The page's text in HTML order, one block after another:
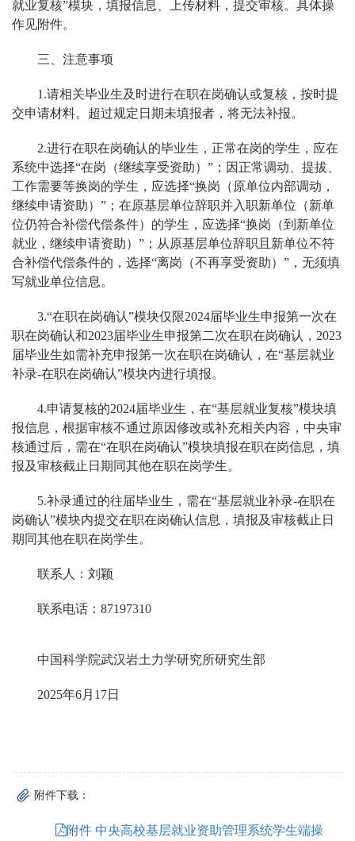
就业复核”模块，填报信息、上传材料，提交审核。具体操
作见附件。
三、注意事项
1.请相关毕业生及时进行在职在岗确认或复核，按时提
交申请材料。超过规定日期未填报者，将无法补报。
2.进行在职在岗确认的毕业生，正常在岗的学生，应在
系统中选择“在岗（继续享受资助）”；因正常调动、提拔、
工作需要等换岗的学生，应选择“换岗（原单位内部调动，
继续申请资助）”；在原基层单位辞职并入职新单位（新单
位仍符合补偿代偿条件）的学生，应选择“换岗（到新单位
就业，继续申请资助）”；从原基层单位辞职且新单位不符
合补偿代偿条件的，选择“离岗（不再享受资助）”，无须填
写就业单位信息。
3.“在职在岗确认”模块仅限2024届毕业生申报第一次在
职在岗确认和2023届毕业生申报第二次在职在岗确认，2023
届毕业生如需补充申报第一次在职在岗确认，在“基层就业
补录-在职在岗确认”模块内进行填报。
4.申请复核的2024届毕业生，在“基层就业复核”模块填
报信息，根据审核不通过原因修改或补充相关内容，中央审
核通过后，需在“在职在岗确认”模块填报在职在岗信息，填
报及审核截止日期同其他在职在岗学生。
5.补录通过的往届毕业生，需在“基层就业补录-在职在
岗确认”模块内提交在职在岗确认信息，填报及审核截止日
期同其他在职在岗学生。
联系人：刘颖
联系电话：87197310
中国科学院武汉岩土力学研究所研究生部
2025年6月17日
附件下载：
附件 中央高校基层就业资助管理系统学生端操